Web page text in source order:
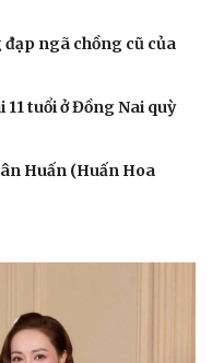
ngã chồng cũ của
11 tuổi ở Đồng Nai quỳ
Huấn (Huấn Hoa